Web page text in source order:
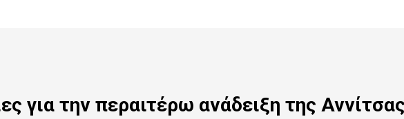
για την περαιτέρω ανάδειξη της